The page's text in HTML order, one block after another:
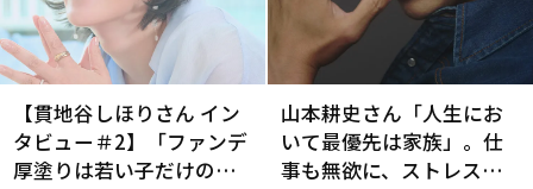
【貫地谷しほりさん イン
タビュー＃2】「ファンデ
厚塗りは若い子だけの特
山本耕史さん「人生にお
いて最優先は家族」。仕
事も無欲に、ストレスを